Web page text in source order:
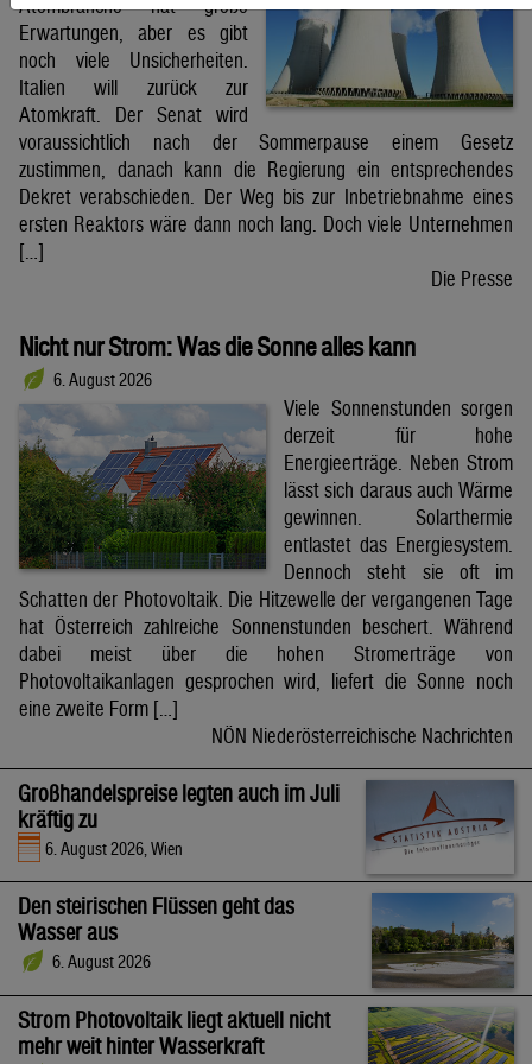
Atombranche hat große
Erwartungen, aber es gibt
noch viele Unsicherheiten.
Italien will zurück zur
Atomkraft. Der Senat wird
voraussichtlich nach der Sommerpause einem Gesetz
zustimmen, danach kann die Regierung ein entsprechendes
Dekret verabschieden. Der Weg bis zur Inbetriebnahme eines
ersten Reaktors wäre dann noch lang. Doch viele Unternehmen
[…]
Die Presse
Nicht nur Strom: Was die Sonne alles kann
6. August 2026
Viele Sonnenstunden sorgen
derzeit für hohe
Energieerträge. Neben Strom
lässt sich daraus auch Wärme
gewinnen. Solarthermie
entlastet das Energiesystem.
Dennoch steht sie oft im
Schatten der Photovoltaik. Die Hitzewelle der vergangenen Tage
hat Österreich zahlreiche Sonnenstunden beschert. Während
dabei meist über die hohen Stromerträge von
Photovoltaikanlagen gesprochen wird, liefert die Sonne noch
eine zweite Form […]
NÖN Niederösterreichische Nachrichten
Großhandelspreise legten auch im Juli
kräftig zu
6. August 2026, Wien
Den steirischen Flüssen geht das
Wasser aus
6. August 2026
Strom Photovoltaik liegt aktuell nicht
mehr weit hinter Wasserkraft